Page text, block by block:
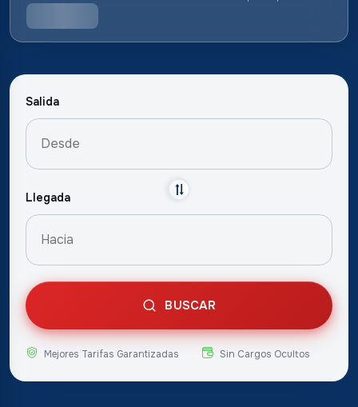
Salida
Llegada
BUSCAR
Mejores Tarifas Garantizadas Sin Cargos Ocultos